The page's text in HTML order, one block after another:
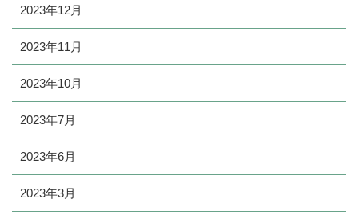
2023年12月
2023年11月
2023年10月
2023年7月
2023年6月
2023年3月